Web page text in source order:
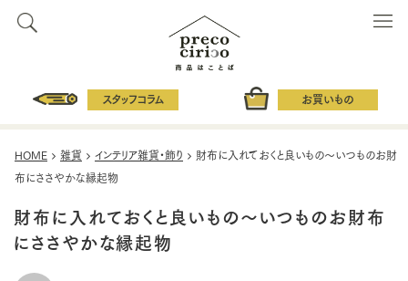
スタッフコラム お買いもの
HOME 雑貨 インテリア雑貨・飾り
財布に入れておくと良いもの～いつものお財
布にささやかな縁起物
財布に入れておくと良いもの～いつものお財布
にささやかな縁起物